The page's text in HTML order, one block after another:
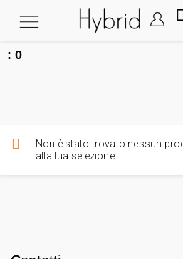
:0
Non è stato trovato nessun
alla tua selezione.